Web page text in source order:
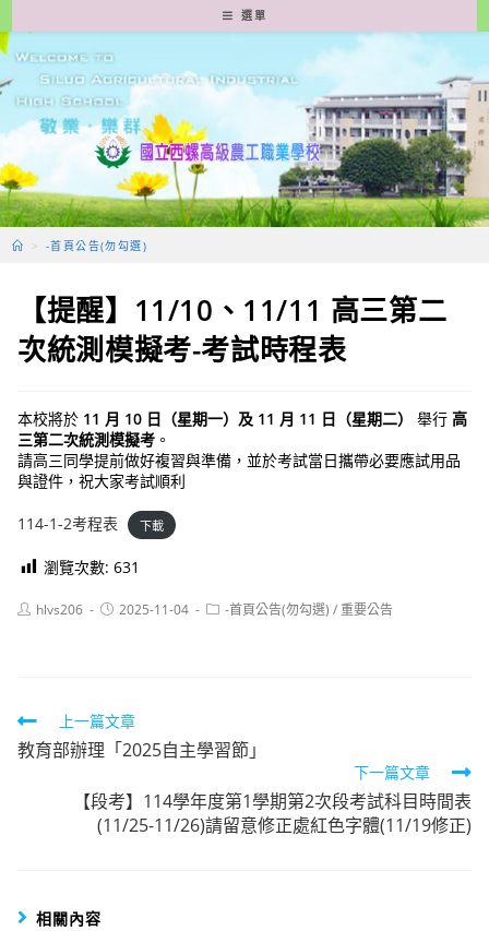
轉
至
要
容
選單
> -首頁公告(勿勾選)
【提醒】11/10、11/11 高三第二
次統測模擬考-考試時程表
本校將於 11 月 10 日（星期一）及 11 月 11 日（星期二） 舉行高
三第二次統測模擬考 。
請高三同學提前做好複習與準備，並於考試當日攜帶必要應試用品
與證件，祝大家考試順利
114-1-2考程表 下載
瀏覽次數: 631
Posthlvs206
Post2025-11-04
Post-首頁公告(勿勾選) /重要公告
Read
more
articles
上一篇文章
教育部辦理「2025自主學習節」
下一篇文章
【段考】114學年度第1學期第2次段考試科目時間表
(11/25-11/26)請留意修正處紅色字體(11/19修正)
相關內容